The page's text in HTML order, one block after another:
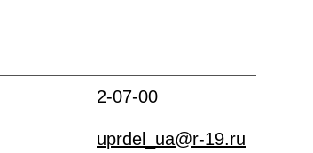
2-07-00
uprdel_ua@r-19.ru